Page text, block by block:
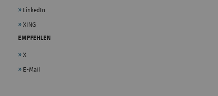
LinkedIn
XING
EMPFEHLEN
X
E-Mail